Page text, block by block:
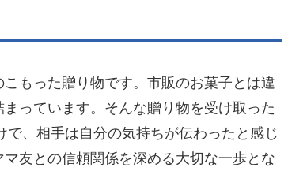
もった贈り物です。市販のお菓子とは違
っています。そんな贈り物を受け取った
、相手は自分の気持ちが伝わったと感じ
友との信頼関係を深める大切な一歩とな